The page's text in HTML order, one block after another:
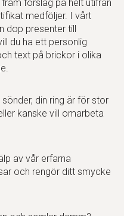
förslag på helt utifrån
medföljer. I vårt
dop presenter till
du ha ett personlig
text på brickor i olika
din ring är för stor
kanske vill omarbeta
av vår erfarna
och rengör ditt smycke